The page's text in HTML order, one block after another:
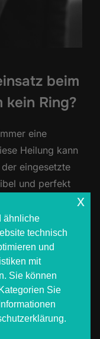
beim
kein Ring?
eine
Heilung kann
eingesetzte
und perfekt
lege ich
Titan als
statt eloxierte
in Farben wie
TITAN ALS
ähnliche
technisch
und
mit
Sie können
Sie
x